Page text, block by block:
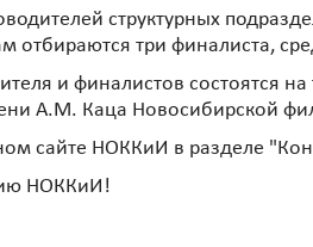
структурных
отбираются три финалиста,
и финалистов состоятся
А.М. Каца Новосибирской
сайте НОККиИ в разделе
НОККиИ!